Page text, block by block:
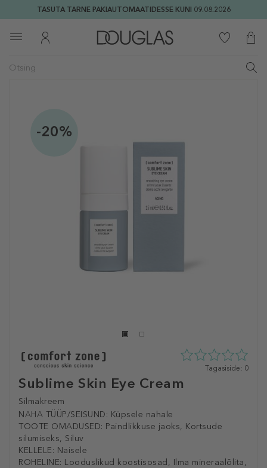
TASUTA TARNE PAKIAUTOMAATIDESSE KUNI 09.08.2026
-20%
Sublime Skin Eye Cream
Silmakreem
NAHA TÜÜP/SEISUND: Küpsele nahale
TOOTE OMADUSED: Paindlikkuse jaoks, Kortsude
silumiseks, Siluv
KELLELE: Naisele
ROHELINE: Looduslikud koostisosad, Ilma mineraalõlita,
0
Tagasiside: 0